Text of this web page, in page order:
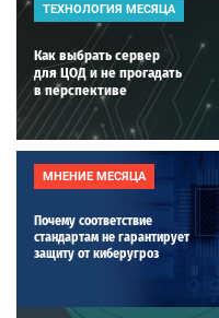
ТЕХНОЛОГИЯ МЕСЯЦА
Как выбрать сервер
для ЦОД и не прогадать
в перспективе
МНЕНИЕ МЕСЯЦА
Почему соответствие
стандартам не гарантирует
защиту от киберугроз